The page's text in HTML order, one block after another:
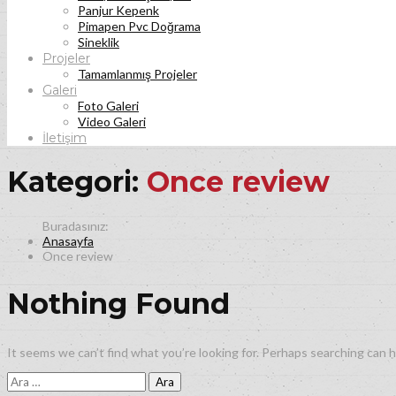
Panjur Kepenk
Pimapen Pvc Doğrama
Sineklik
Projeler
Tamamlanmış Projeler
Galeri
Foto Galeri
Video Galeri
İletişim
Kategori: Once review
Anasayfa
Once review
Nothing Found
It seems we can’t find what you’re looking for. Perhaps searching can
Arama: